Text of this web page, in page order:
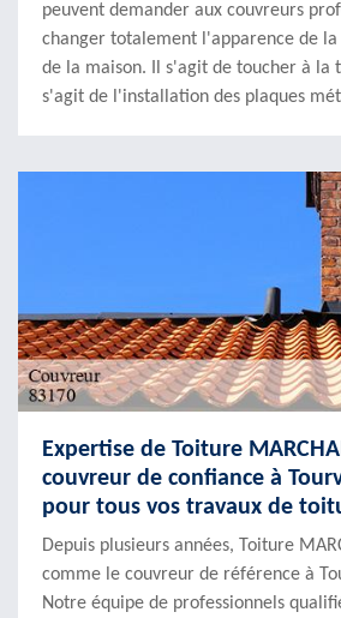
peuvent demander aux couvreurs
changer totalement l'apparence de
de la maison. Il s'agit de toucher à la
s'agit de l'installation des plaques
Expertise de Toiture
couvreur de confiance à
pour tous vos travaux de
Depuis plusieurs années, Toiture
comme le couvreur de référence à
Notre équipe de professionnels